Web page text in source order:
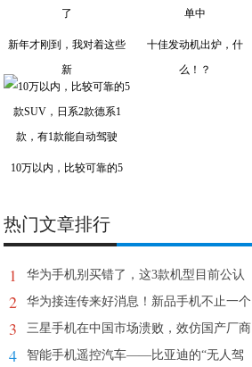
新年才刚到，我对着这些
新
十佳发动机出炉，什
么！？
10万以内，比较可靠的5
热门文章排行
1 华为手机别买错了，这3款机型目前公认
2 华为接连传来好消息！新品手机不止一个
3 三星手机在中国市场溃败，效仿国产厂商
4 智能手机遥控汽车——比亚迪的“无人驾